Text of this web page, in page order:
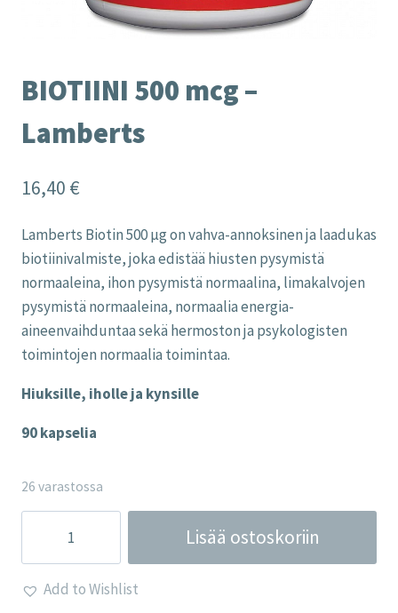
BIOTIINI 500 mcg –
Lamberts
16,40 €
Lamberts Biotin 500 µg on vahva-annoksinen ja laadukas
biotiinivalmiste, joka edistää hiusten pysymistä
normaaleina, ihon pysymistä normaalina, limakalvojen
pysymistä normaaleina, normaalia energia-
aineenvaihduntaa sekä hermoston ja psykologisten
toimintojen normaalia toimintaa.
Hiuksille, iholle ja kynsille
90 kapselia
26 varastossa
mcg
-
Lisää ostoskoriin
Add to Wishlist